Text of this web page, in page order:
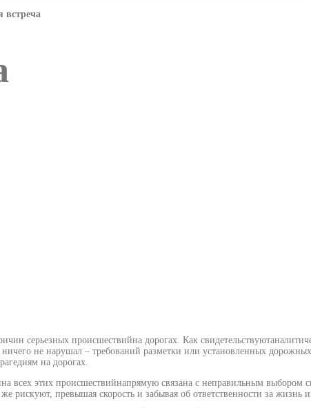
встреча
серьезных происшествийна дорогах. Как
не нарушал – требований разметки или установленных
на дорогах.
всех этих происшествийнапрямую связана с неправильным
превышая скорость и забывая об ответственности за жизнь и